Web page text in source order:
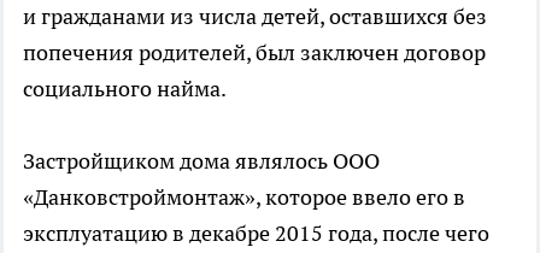
и гражданами из числа детей, оставшихся без
попечения родителей, был заключен договор
социального найма.
Застройщиком дома являлось ООО
«Данковстроймонтаж», которое ввело его в
эксплуатацию в декабре 2015 года, после чего